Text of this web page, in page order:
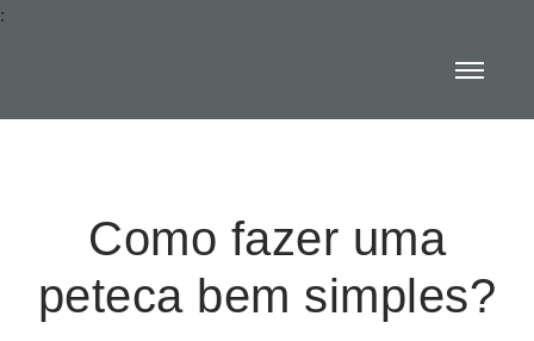
:
Como fazer uma
peteca bem simples?